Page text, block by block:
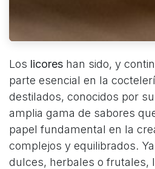
Los licores han sido, y
parte esencial en la
destilados, conocidos por
amplia gama de sabores
papel fundamental en la
complejos y equilibrados.
dulces, herbales o frutales,